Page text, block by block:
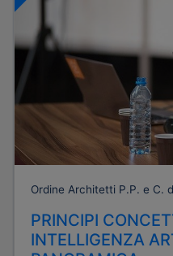
Ordine Architetti P.P. e C.
PRINCIPI
INTELLIGENZA